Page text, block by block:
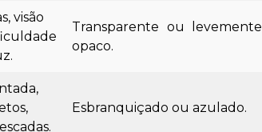
visão
Transparente ou levemente
opaco.
Esbranquiçado ou azulado.